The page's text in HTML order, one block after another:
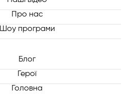
Про нас
Шоу програми
Блог
Герої
Головна